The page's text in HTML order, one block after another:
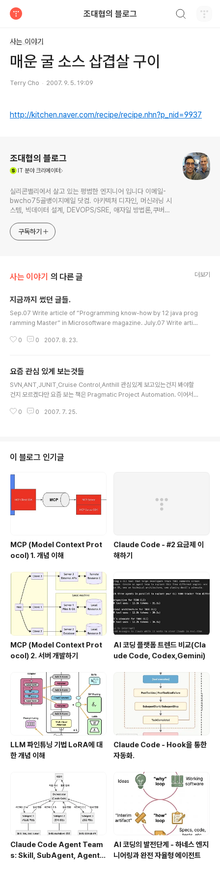
조대협의 블로그
사는 이야기
매운 굴 소스 삽겹살 구이
Terry Cho 2007. 9. 5. 19:09
http://kitchen.naver.com/recipe/recipe.nhn?p_nid=9937
조대협의 블로그
IT 분야 크리에이터
실리콘밸리에서 살고 있는 평범한 엔지니어 입니다 이메일-
bwcho75골뱅이지메일 닷컴. 아키텍처 디자인, 머신러닝 시
스템, 빅데이터 설계, DEVOPS/SRE, 애자일 방법론,쿠버네
한 기술 멘토링과 강의 진행합니다. Linkedin :
https://www.linkedin.com/in/terrycho75/
구독하기
사는 이야기 의 다른 글 더보기
지금까지 썼던 글들.
Sep.07 Write article of “Programming know-how by 12 java prog
ramming Master” in Microsoftware magazine. July.07 Write articl
Microsoftware magazine. Mar.07 Write article of “What is SOA?H
azine Nov.06 Write article ..
0 0 2007. 8. 23.
요즘 관심 있게 보는것들
SVN,ANT,JUNIT,Cruise Control,Anthill 관심있게 보고있는건지 봐야할
건지 모르겠다만 요즘 보는 책은 Pragmatic Project Automation. 이어서
할려니까는 낮설어~~
0 0 2007. 7. 25.
이 블로그 인기글
MCP (Model Context Prot
ocol) 1. 개념 이해
Claude Code - #2 요금제 이
해하기
MCP (Model Context Prot
ocol) 2. 서버 개발하기
AI 코딩 플랫폼 트렌드 비교(Cla
ude Code, Codex,Gemini)
LLM 파인튜닝 기법 LoRA에 대
한 개념 이해
Claude Code - Hook을 통한
자동화.
Claude Code Agent Team
s: Skill, SubAgent, Agent T
AI 코딩의 발전단계 - 하네스 엔지
니어링과 완전 자율형 에이전트